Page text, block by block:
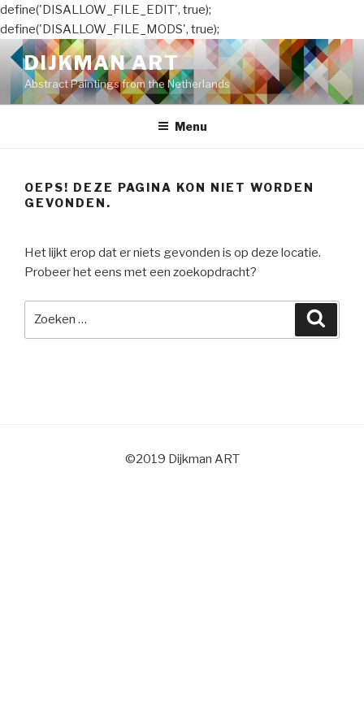
define('DISALLOW_FILE_EDIT', true);
define('DISALLOW_FILE_MODS', true);
Naar
de
inhoud
springen
DIJKMAN ART
Abstract Paintings from the Netherlands
Menu
OEPS! DEZE PAGINA KON NIET WORDEN
GEVONDEN.
Het lijkt erop dat er niets gevonden is op deze locatie.
Probeer het eens met een zoekopdracht?
©2019 Dijkman ART